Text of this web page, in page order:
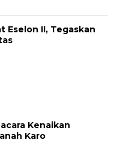
Eselon II, Tegaskan
Kenaikan
Karo